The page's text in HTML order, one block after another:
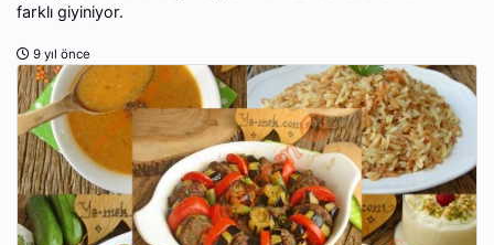
farklı giyiniyor.
9 yıl önce